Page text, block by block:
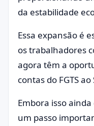
da estabilidade
Essa expansão é
os trabalhadores
agora têm a
contas do FGTS
Embora isso
um passo